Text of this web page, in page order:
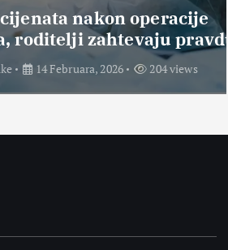
nakon operacije
zahtevaju pravdu
Februara, 2026 204 views